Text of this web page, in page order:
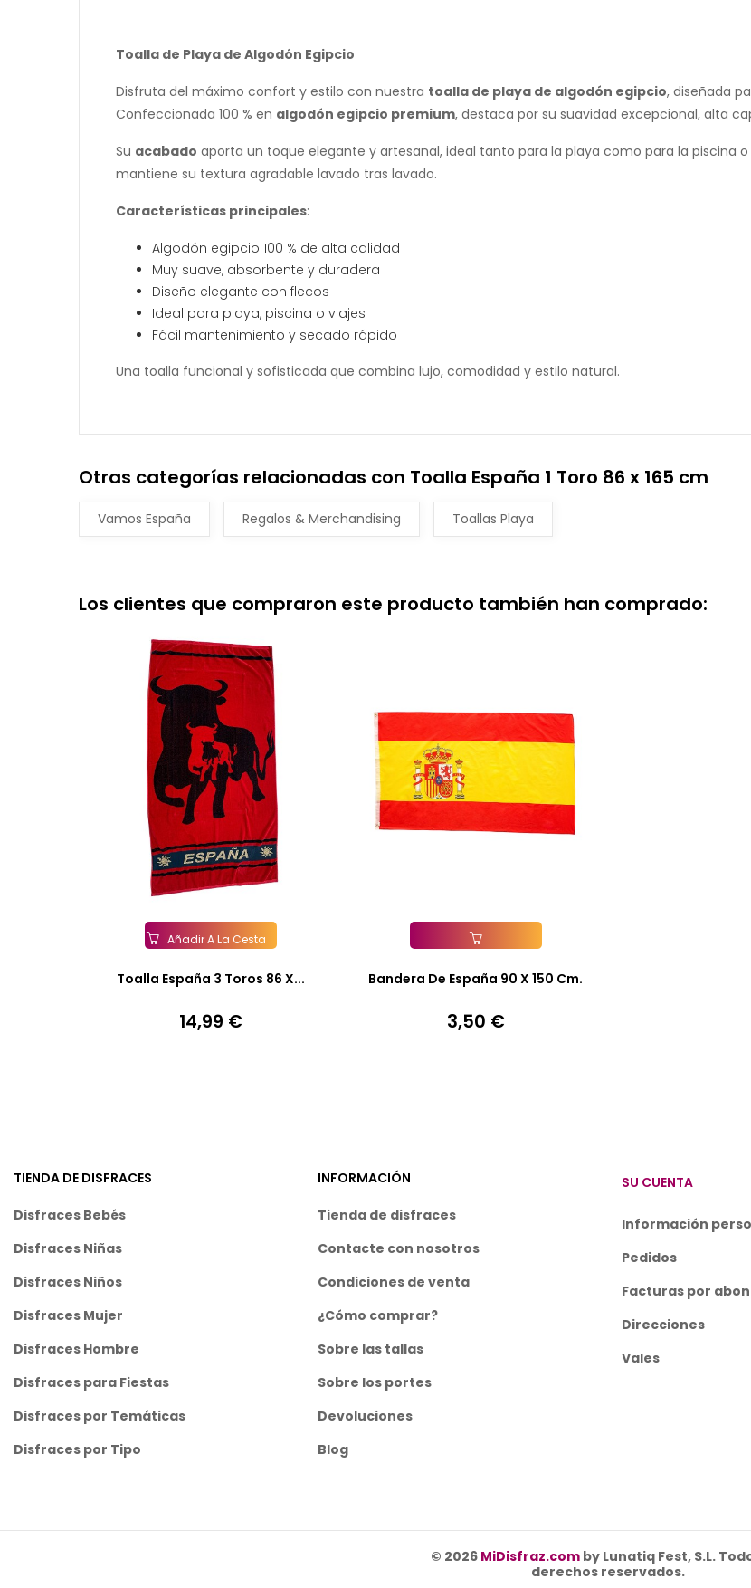
Toalla de Playa de Algodón Egipcio
Disfruta del máximo confort y estilo con nuestra toalla de playa de algodón egipcio, diseñada
Confeccionada 100 % en algodón egipcio premium, destaca por su suavidad excepcional, alta
Su acabado aporta un toque elegante y artesanal, ideal tanto para la playa como para la piscina
mantiene su textura agradable lavado tras lavado.
Características principales:
Algodón egipcio 100 % de alta calidad
Muy suave, absorbente y duradera
Diseño elegante con flecos
Ideal para playa, piscina o viajes
Fácil mantenimiento y secado rápido
Una toalla funcional y sofisticada que combina lujo, comodidad y estilo natural.
Otras categorías relacionadas con Toalla España 1 Toro 86 x 165 cm
Vamos España Regalos & Merchandising Toallas Playa
Los clientes que compraron este producto también han comprado:
Añadir A La Cesta
Toalla España 3 Toros 86 X...
Precio
14,99 €
Añadir A La Cesta
Bandera De España 90 X 150 Cm.
Precio
3,50 €
TIENDA DE DISFRACES
Disfraces Bebés
Disfraces Niñas
Disfraces Niños
Disfraces Mujer
Disfraces Hombre
Disfraces para Fiestas
Disfraces por Temáticas
Disfraces por Tipo
INFORMACIÓN
Tienda de disfraces
Contacte con nosotros
Condiciones de venta
¿Cómo comprar?
Sobre las tallas
Sobre los portes
Devoluciones
Blog
SU CUENTA
Información
Pedidos
Facturas por
Direcciones
Vales
© 2026 MiDisfraz.com by Lunatiq Fest, S.L.
derechos reservados.